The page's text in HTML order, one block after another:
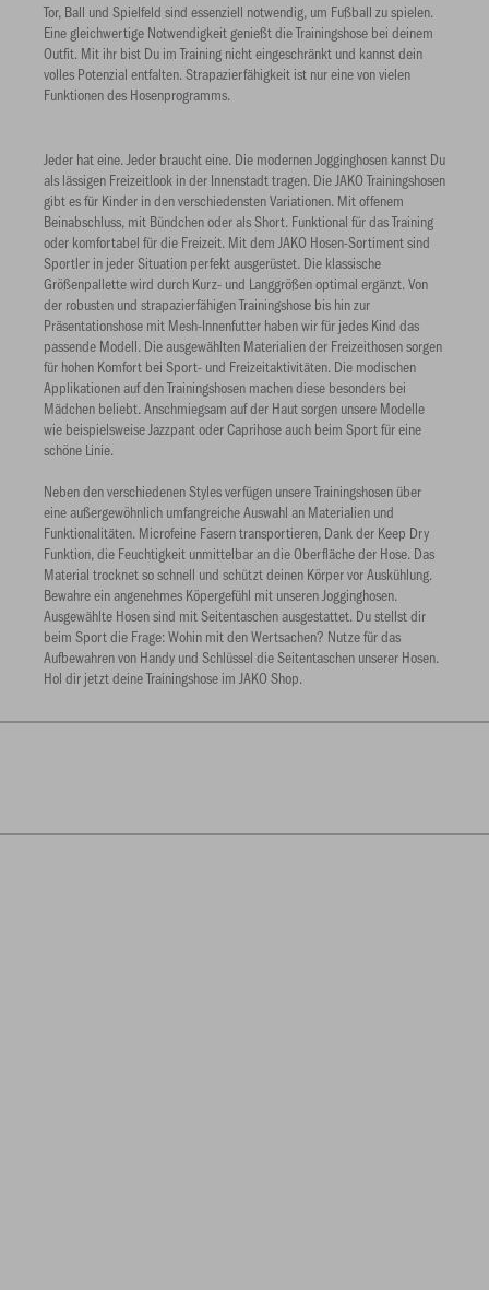
Tor, Ball und Spielfeld sind essenziell notwendig, um Fußball zu spielen.
Eine gleichwertige Notwendigkeit genießt die Trainingshose bei deinem
Outfit. Mit ihr bist Du im Training nicht eingeschränkt und kannst dein
volles Potenzial entfalten. Strapazierfähigkeit ist nur eine von vielen
Funktionen des Hosenprogramms.
Jeder hat eine. Jeder braucht eine. Die modernen Jogginghosen kannst Du
als lässigen Freizeitlook in der Innenstadt tragen. Die JAKO Trainingshosen
gibt es für Kinder in den verschiedensten Variationen. Mit offenem
Beinabschluss, mit Bündchen oder als Short. Funktional für das Training
oder komfortabel für die Freizeit. Mit dem JAKO Hosen-Sortiment sind
Sportler in jeder Situation perfekt ausgerüstet. Die klassische
Größenpallette wird durch Kurz- und Langgrößen optimal ergänzt. Von
der robusten und strapazierfähigen Trainingshose bis hin zur
Präsentationshose mit Mesh-Innenfutter haben wir für jedes Kind das
passende Modell. Die ausgewählten Materialien der Freizeithosen sorgen
für hohen Komfort bei Sport- und Freizeitaktivitäten. Die modischen
Applikationen auf den Trainingshosen machen diese besonders bei
Mädchen beliebt. Anschmiegsam auf der Haut sorgen unsere Modelle
wie beispielsweise Jazzpant oder Caprihose auch beim Sport für eine
schöne Linie.
Neben den verschiedenen Styles verfügen unsere Trainingshosen über
eine außergewöhnlich umfangreiche Auswahl an Materialien und
Funktionalitäten. Microfeine Fasern transportieren, Dank der Keep Dry
Funktion, die Feuchtigkeit unmittelbar an die Oberfläche der Hose. Das
Material trocknet so schnell und schützt deinen Körper vor Auskühlung.
Bewahre ein angenehmes Köpergefühl mit unseren Jogginghosen.
Ausgewählte Hosen sind mit Seitentaschen ausgestattet. Du stellst dir
beim Sport die Frage: Wohin mit den Wertsachen? Nutze für das
Aufbewahren von Handy und Schlüssel die Seitentaschen unserer Hosen.
Hol dir jetzt deine Trainingshose im JAKO Shop.